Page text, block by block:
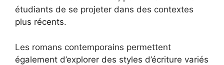
étudiants de se projeter dans des contextes
plus récents.
Les romans contemporains permettent
également d’explorer des styles d’écriture variés